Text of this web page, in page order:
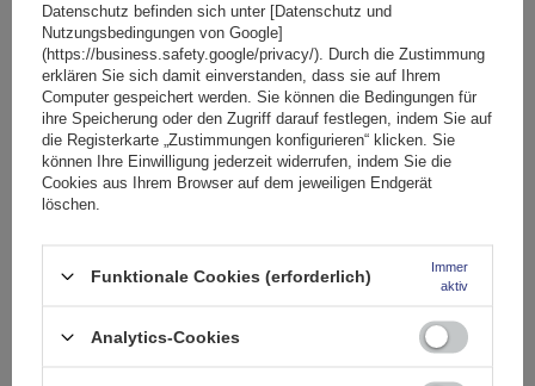
Peruzzo Firenze 2 E-Bike – Heckklappen-Fahrradträger
Nutzlast der Haltebügel:
45 kg
kompatibel mit Elektrofahrrädern
Aluminiumkonstruktion
Datenschutz befinden sich unter [Datenschutz und
Nutzungsbedingungen von Google]
(https://business.safety.google/privacy/). Durch die Zustimmung
erklären Sie sich damit einverstanden, dass sie auf Ihrem
Computer gespeichert werden. Sie können die Bedingungen für
ihre Speicherung oder den Zugriff darauf festlegen, indem Sie auf
die Registerkarte „Zustimmungen konfigurieren“ klicken. Sie
können Ihre Einwilligung jederzeit widerrufen, indem Sie die
Cookies aus Ihrem Browser auf dem jeweiligen Endgerät
löschen.
Funktionale Cookies (erforderlich)
Immer
aktiv
Analytics-Cookies